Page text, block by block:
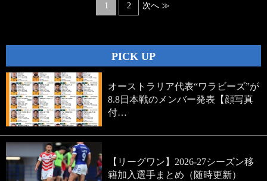
1 2 次へ ≫
PICK UP
オーストラリア代表“ワラビーズ”が
8.8日本戦のメンバー発表【顔写真
付…
【リーグワン】2026-27シーズン移
籍加入選手まとめ（随時更新）